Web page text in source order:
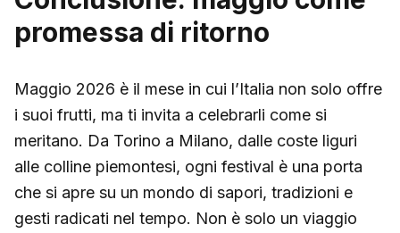
promessa di ritorno
Maggio 2026 è il mese in cui l’Italia non solo offre
i suoi frutti, ma ti invita a celebrarli come si
meritano. Da Torino a Milano, dalle coste liguri
alle colline piemontesi, ogni festival è una porta
che si apre su un mondo di sapori, tradizioni e
gesti radicati nel tempo. Non è solo un viaggio